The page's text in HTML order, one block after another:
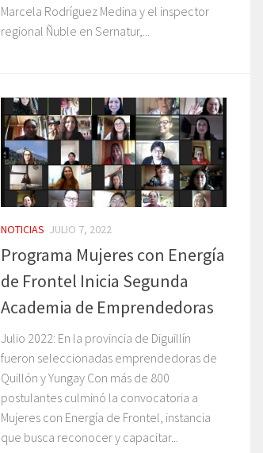
Marcela Rodríguez Medina y el inspector
regional Ñuble en Sernatur,...
NOTICIAS JULIO 7, 2022
Programa Mujeres con Energía
de Frontel Inicia Segunda
Academia de Emprendedoras
Julio 2022: En la provincia de Diguillín
fueron seleccionadas emprendedoras de
Quillón y Yungay Con más de 800
postulantes culminó la convocatoria a
Mujeres con Energía de Frontel, instancia
que busca reconocer y capacitar...